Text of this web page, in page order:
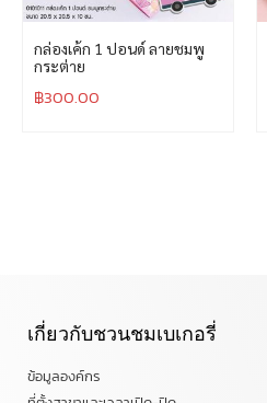
กล่องเค้ก 1 ปอนด์ ลายชมพู
กระต่าย
฿300.00
เกี่ยวกับชวนชมเบเกอรี่
ข้อมูลองค์กร